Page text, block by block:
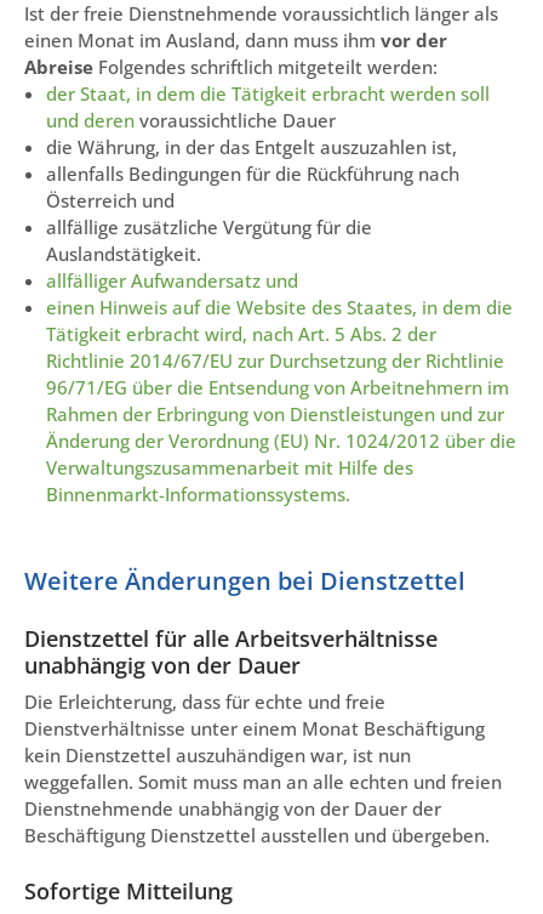
Ist der freie Dienstnehmende voraussichtlich länger als
einen Monat im Ausland, dann muss ihm vor der
Abreise Folgendes schriftlich mitgeteilt werden:
der Staat, in dem die Tätigkeit erbracht werden soll
und deren voraussichtliche Dauer
die Währung, in der das Entgelt auszuzahlen ist,
allenfalls Bedingungen für die Rückführung nach
Österreich und
allfällige zusätzliche Vergütung für die
Auslandstätigkeit.
allfälliger Aufwandersatz und
einen Hinweis auf die Website des Staates, in dem die
Tätigkeit erbracht wird, nach Art. 5 Abs. 2 der
Richtlinie 2014/67/EU zur Durchsetzung der Richtlinie
96/71/EG über die Entsendung von Arbeitnehmern im
Rahmen der Erbringung von Dienstleistungen und zur
Änderung der Verordnung (EU) Nr. 1024/2012 über die
Verwaltungszusammenarbeit mit Hilfe des
Binnenmarkt-Informationssystems.
Weitere Änderungen bei Dienstzettel
Dienstzettel für alle Arbeitsverhältnisse
unabhängig von der Dauer
Die Erleichterung, dass für echte und freie
Dienstverhältnisse unter einem Monat Beschäftigung
kein Dienstzettel auszuhändigen war, ist nun
weggefallen. Somit muss man an alle echten und freien
Dienstnehmende unabhängig von der Dauer der
Beschäftigung Dienstzettel ausstellen und übergeben.
Sofortige Mitteilung